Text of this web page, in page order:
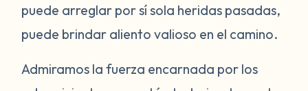
remind yourself that while your trauma
may always be a part of you, you deserve a
healthy and loving relationship external
puede arreglar por sí sola heridas pasadas,
puede brindar aliento valioso en el camino.
Admiramos la fuerza encarnada por los